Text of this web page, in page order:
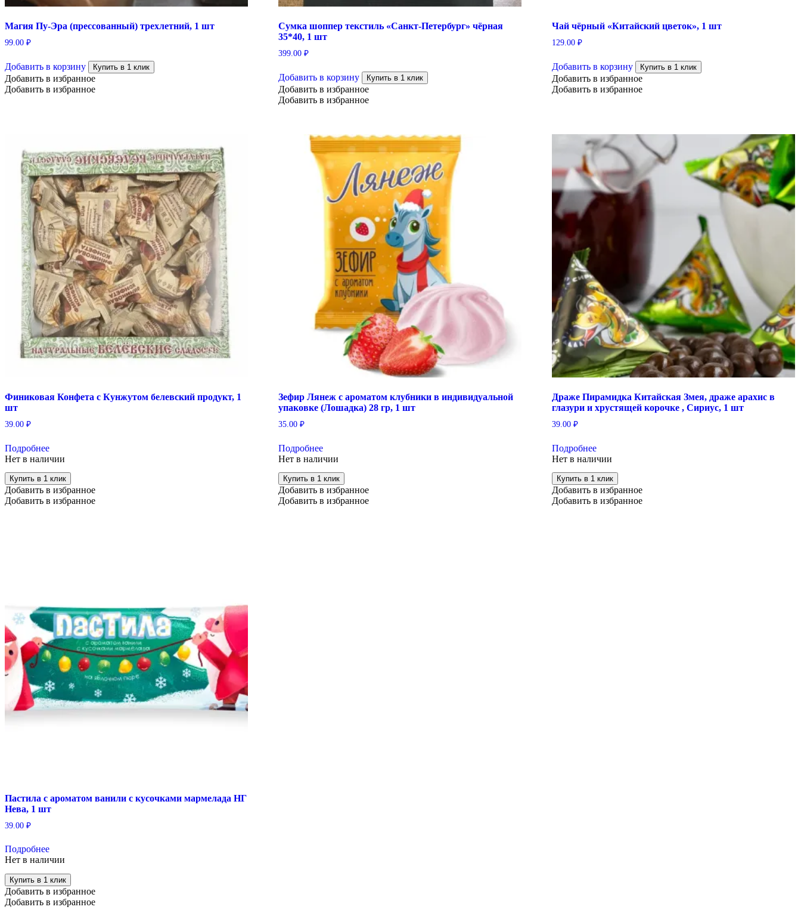
Магия Пу-Эра (прессованный) трехлетний, 1 шт
99.00 ₽
Добавить в корзину Купить в 1 клик
Добавить в избранное
Добавить в избранное
Сумка шоппер текстиль «Санкт-Петербург» чёрная
35*40, 1 шт
399.00 ₽
Добавить в корзину Купить в 1 клик
Добавить в избранное
Добавить в избранное
Чай чёрный «Китайский цветок», 1 шт
129.00 ₽
Добавить в корзину Купить в 1 клик
Добавить в избранное
Добавить в избранное
Финиковая Конфета с Кунжутом белевский продукт, 1
шт
39.00 ₽
Подробнее
Нет в наличии
Купить в 1 клик
Добавить в избранное
Добавить в избранное
Зефир Лянеж с ароматом клубники в индивидуальной
упаковке (Лошадка) 28 гр, 1 шт
35.00 ₽
Подробнее
Нет в наличии
Купить в 1 клик
Добавить в избранное
Добавить в избранное
Драже Пирамидка Китайская Змея, драже арахис в
глазури и хрустящей корочке , Сириус, 1 шт
39.00 ₽
Подробнее
Нет в наличии
Купить в 1 клик
Добавить в избранное
Добавить в избранное
Пастила с ароматом ванили с кусочками мармелада НГ
Нева, 1 шт
39.00 ₽
Подробнее
Нет в наличии
Купить в 1 клик
Добавить в избранное
Добавить в избранное